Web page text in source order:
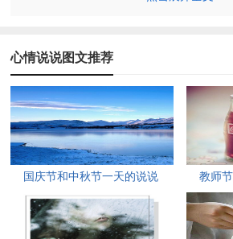
祝祖国生日快乐！
5） 国庆中秋双双庆，在这个特别、美好
们所有的华夏子孙共祝愿祖国盛！家团圆
6） 今天，我以祖国为荣;明天，祖国以我
生日快乐！
7） 是你，孕育了华夏的儿女;是你，见证
祖国明天更辉煌！
心情说说图文推荐
国庆节和中秋节一天的说说 教师